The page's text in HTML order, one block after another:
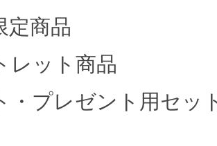
定商品
レット商品
・プレゼント用セッ